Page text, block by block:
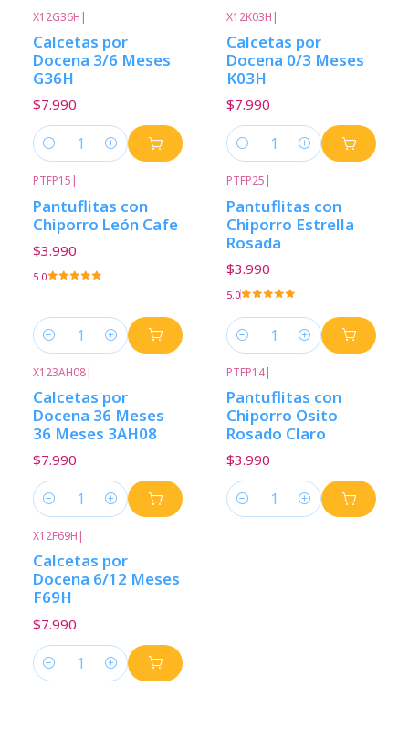
X12G36H |
Calcetas por
Docena 3/6 Meses
G36H
$7.990
Cantidad
X12K03H |
Calcetas por
Docena 0/3 Meses
K03H
$7.990
Cantidad
PTFP15 |
Pantuflitas con
Chiporro León Cafe
$3.990
5.0
Cantidad
PTFP25 |
Pantuflitas con
Chiporro Estrella
Rosada
$3.990
5.0
Cantidad
X123AH08|
Calcetas por
Docena 36 Meses
36 Meses 3AH08
$7.990
Cantidad
PTFP14|
Pantuflitas con
Chiporro Osito
Rosado Claro
$3.990
Cantidad
X12F69H |
Calcetas por
Docena 6/12 Meses
F69H
$7.990
Cantidad